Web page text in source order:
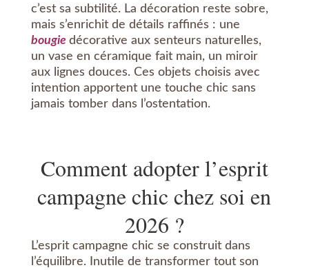
c’est sa subtilité. La décoration reste sobre,
mais s’enrichit de détails raffinés : une
bougie décorative aux senteurs naturelles,
un vase en céramique fait main, un miroir
aux lignes douces. Ces objets choisis avec
intention apportent une touche chic sans
jamais tomber dans l’ostentation.
Comment adopter l’esprit
campagne chic chez soi en
2026 ?
L’esprit campagne chic se construit dans
l’équilibre. Inutile de transformer tout son